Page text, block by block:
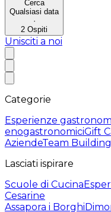
Cerca
Qualsiasi data
·
2 Ospiti
Unisciti a noi
Categorie
Esperienze
enogastronomiciGift
AziendeTeam Building
Lasciati ispirare
Scuole di Cucina
Cesarine
Assapora i Borghi